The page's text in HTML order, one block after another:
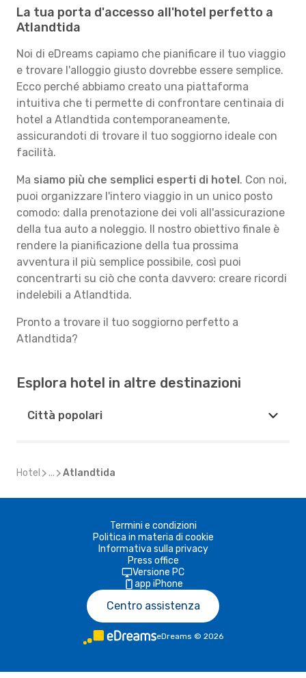
La tua porta d'accesso all'hotel perfetto a
Atlandtida
Noi di eDreams capiamo che pianificare il tuo viaggio
e trovare l'alloggio giusto dovrebbe essere semplice.
Ecco perché abbiamo creato una piattaforma
intuitiva che ti permette di confrontare centinaia di
hotel a Atlandtida contemporaneamente,
assicurandoti di trovare il tuo soggiorno ideale con
facilità.
Ma siamo più che semplici esperti di hotel. Con noi,
puoi organizzare l'intero viaggio in un unico posto
comodo: dalla prenotazione dei voli all'assicurazione
della tua auto a noleggio. Il nostro obiettivo finale è
rendere la pianificazione della tua prossima
avventura il più semplice possibile, così puoi
concentrarti su ciò che conta davvero: creare ricordi
indelebili a Atlandtida.
Pronto a trovare il tuo soggiorno perfetto a
Atlandtida?
Esplora hotel in altre destinazioni
Città popolari
Hotel ... Atlandtida
Termini e condizioni
Politica in materia di cookie
Informativa sulla privacy
Press office
Versione PC
app iPhone
Centro assistenza
eDreams © 2026